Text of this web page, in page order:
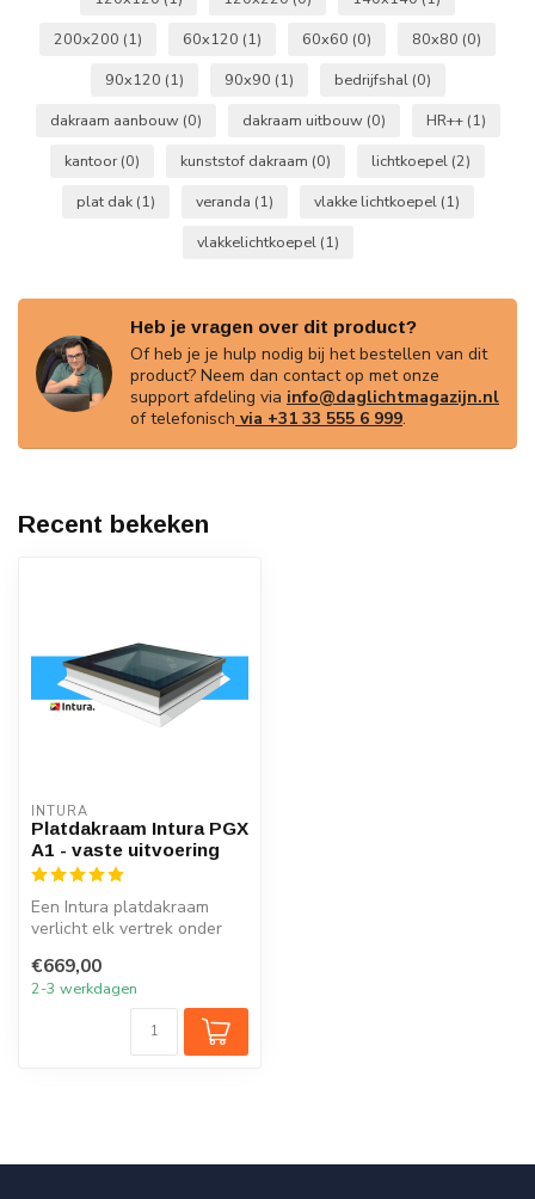
200x200 (1) 60x120 (1) 60x60 (0) 80x80 (0)
90x120 (1) 90x90 (1) bedrijfshal (0)
dakraam aanbouw (0) dakraam uitbouw (0) HR++ (1)
kantoor (0) kunststof dakraam (0) lichtkoepel (2)
plat dak (1) veranda (1) vlakke lichtkoepel (1)
vlakkelichtkoepel (1)
Heb je vragen over dit product?
Of heb je je hulp nodig bij het bestellen van dit
product? Neem dan contact op met onze
support afdeling via info@daglichtmagazijn.nl
of telefonisch via +31 33 555 6 999.
Recent bekeken
INTURA
Platdakraam Intura PGX
A1 - vaste uitvoering
Een Intura platdakraam
verlicht elk vertrek onder
...
€669,00
2-3 werkdagen